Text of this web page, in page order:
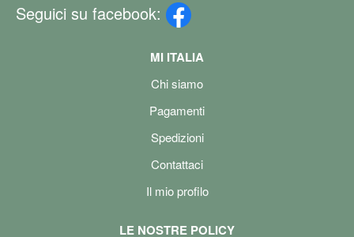
Seguici su facebook:
MI ITALIA
Chi siamo
Pagamenti
Spedizioni
Contattaci
Il mio profilo
LE NOSTRE POLICY